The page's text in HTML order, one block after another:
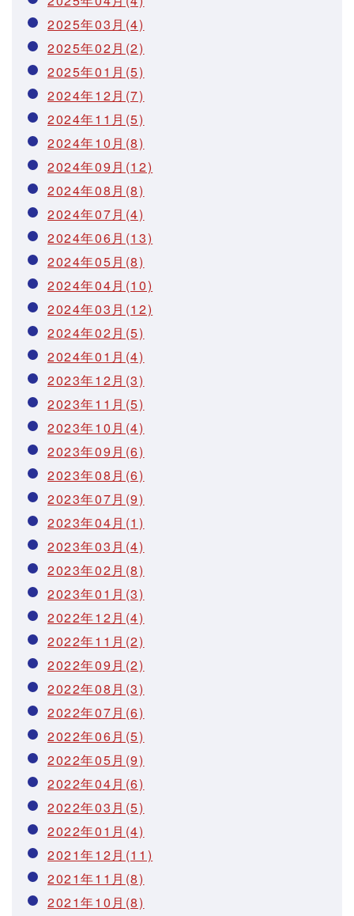
2025年03月(4)
2025年02月(2)
2025年01月(5)
2024年12月(7)
2024年11月(5)
2024年10月(8)
2024年09月(12)
2024年08月(8)
2024年07月(4)
2024年06月(13)
2024年05月(8)
2024年04月(10)
2024年03月(12)
2024年02月(5)
2024年01月(4)
2023年12月(3)
2023年11月(5)
2023年10月(4)
2023年09月(6)
2023年08月(6)
2023年07月(9)
2023年04月(1)
2023年03月(4)
2023年02月(8)
2023年01月(3)
2022年12月(4)
2022年11月(2)
2022年09月(2)
2022年08月(3)
2022年07月(6)
2022年06月(5)
2022年05月(9)
2022年04月(6)
2022年03月(5)
2022年01月(4)
2021年12月(11)
2021年11月(8)
2021年10月(8)